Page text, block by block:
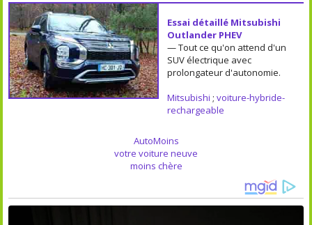
Essai détaillé Mitsubishi
Outlander PHEV
— Tout ce qu'on attend d'un
SUV électrique avec
prolongateur d'autonomie.
Mitsubishi ; voiture-hybride-
rechargeable
AutoMoins
votre voiture neuve
moins chère